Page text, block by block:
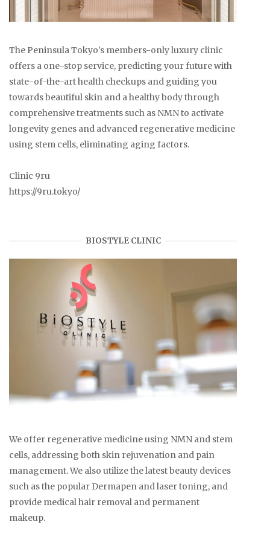
The Peninsula Tokyo's members-only luxury clinic
offers a one-stop service, predicting your future with
state-of-the-art health checkups and guiding you
towards beautiful skin and a healthy body through
comprehensive treatments such as NMN to activate
longevity genes and advanced regenerative medicine
using stem cells, eliminating aging factors.
Clinic 9ru
https://9ru.tokyo/
BIOSTYLE CLINIC
We offer regenerative medicine using NMN and stem
cells, addressing both skin rejuvenation and pain
management. We also utilize the latest beauty devices
such as the popular Dermapen and laser toning, and
provide medical hair removal and permanent
makeup.